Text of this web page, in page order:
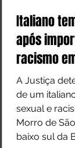
Italiano
após
racismo
A Justiça
de um
sexual e
Morro de
baixo sul da